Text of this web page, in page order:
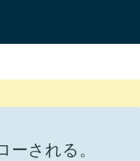
される。